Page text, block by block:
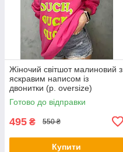
Жіночий світшот малиновий з
яскравим написом із
двонитки (р. oversize)
1043190r
Готово до відправки
495 ₴ 550 ₴
Купити